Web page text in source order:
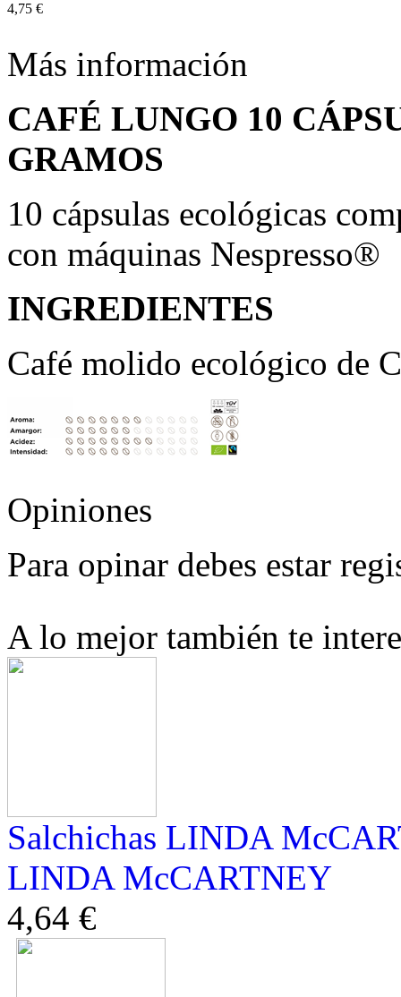
4,75 €
Más información
CAFÉ LUNGO 10
GRAMOS
10 cápsulas ecológicas
con máquinas Nespresso®
INGREDIENTES
Café molido ecológico de
Opiniones
Para opinar debes estar
A lo mejor también te
Salchichas LINDA
LINDA McCARTNEY
4,64 €